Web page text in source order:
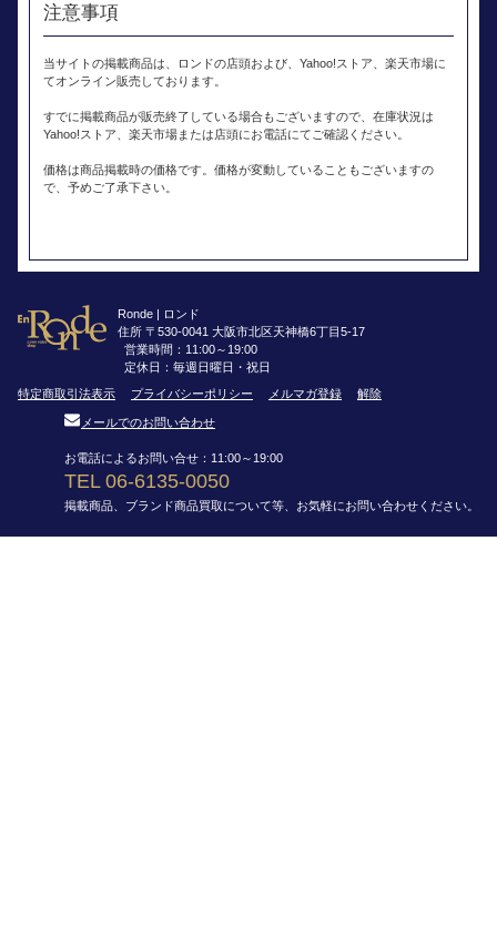
注意事項
当サイトの掲載商品は、ロンドの店頭および、Yahoo!ストア、楽天市場に
てオンライン販売しております。
すでに掲載商品が販売終了している場合もございますので、在庫状況は
Yahoo!ストア、楽天市場または店頭にお電話にてご確認ください。
価格は商品掲載時の価格です。価格が変動していることもございますの
で、予めご了承下さい。
Ronde | ロンド
住所 〒530-0041 大阪市北区天神橋6丁目5-17
営業時間：11:00～19:00
定休日：毎週日曜日・祝日
特定商取引法表示
プライバシーポリシー メルマガ登録 解除
メールでのお問い合わせ
お電話によるお問い合せ：11:00～19:00
TEL 06-6135-0050
掲載商品、ブランド商品買取について等、お気軽にお問い合わせください。